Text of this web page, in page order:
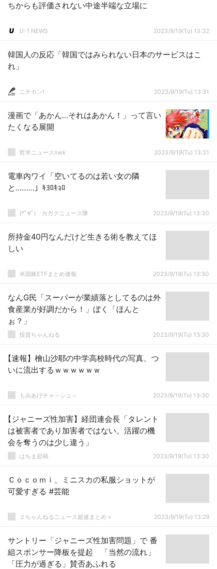
ちからも評価されない中途半端な立場に
U-1 NEWS 2023/9/19(Tu) 13:32
韓国人の反応「韓国ではみられない日本のサービスはこ
れ」
ニチカン! 2023/9/19(Tu) 13:31
漫画で「あかん…それはあかん！」って言い
たくなる展開
哲学ニュースnwk 2023/9/19(Tu) 13:31
電車内ワイ「空いてるのは若い女の隣
と………」ｷﾖﾛｷｮﾛ
(*ﾟ∀ﾟ)ゞカガクニュース隊 2023/9/19(Tu) 13:30
所持金40円なんだけど生きる術を教えてほ
しい
米国株ETFまとめ速報 2023/9/19(Tu) 13:30
なんG民「スーパーが業績落としてるのは外
食産業が好調だから！」ぼく「ほんと
ぉ？」
投資ちゃんねる 2023/9/19(Tu) 13:30
【速報】檜山沙耶の中学高校時代の写真、つ
いに流出するｗｗｗｗｗｗ
もみあげチャ～シュ～ 2023/9/19(Tu) 13:30
【ジャニーズ性加害】経団連会長「タレント
は被害者であり加害者ではない。活躍の機
会を奪うのは少し違う」
はちま起稿 2023/9/19(Tu) 13:30
Ｃｏｃｏｍｉ、ミニスカの私服ショットが
可愛すぎる #芸能
２ちゃんねるニュース超速まとめ＋ 2023/9/19(Tu) 13:29
サントリー「ジャニーズ性加害問題」で 番
組スポンサー降板を提起 「当然の流れ」
「圧力が過ぎる」賛否あふれる